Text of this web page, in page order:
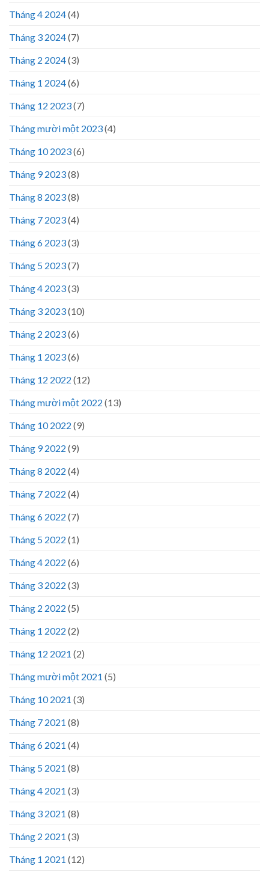
Tháng 4 2024(4)
Tháng 3 2024(7)
Tháng 2 2024(3)
Tháng 1 2024(6)
Tháng 12 2023(7)
Tháng mười một 2023(4)
Tháng 10 2023(6)
Tháng 9 2023(8)
Tháng 8 2023(8)
Tháng 7 2023(4)
Tháng 6 2023(3)
Tháng 5 2023(7)
Tháng 4 2023(3)
Tháng 3 2023(10)
Tháng 2 2023(6)
Tháng 1 2023(6)
Tháng 12 2022 (12)
Tháng mười một 2022 (13)
Tháng 10 2022 (9)
Tháng 9 2022 (9)
Tháng 8 2022 (4)
Tháng 7 2022 (4)
Tháng 6 2022 (7)
Tháng 5 2022 (1)
Tháng 4 2022 (6)
Tháng 3 2022 (3)
Tháng 2 2022 (5)
Tháng 1 2022 (2)
Tháng 12 2021 (2)
Tháng mười một 2021 (5)
Tháng 10 2021 (3)
Tháng 7 2021 (8)
Tháng 6 2021 (4)
Tháng 5 2021 (8)
Tháng 4 2021 (3)
Tháng 3 2021 (8)
Tháng 2 2021 (3)
Tháng 1 2021 (12)